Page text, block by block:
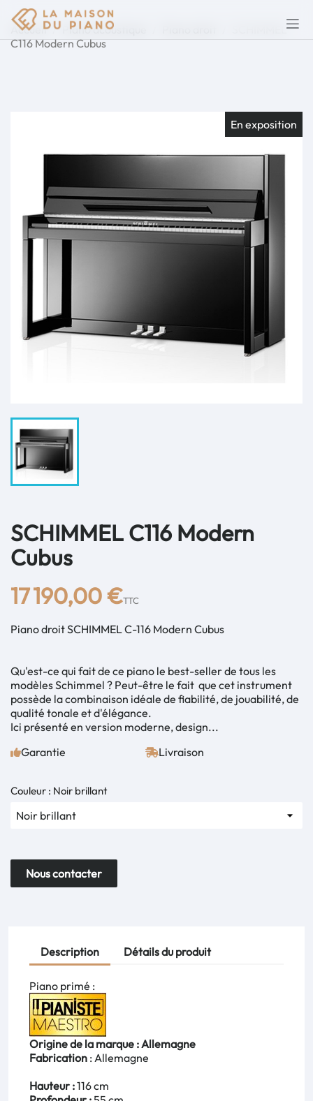
Accueil Piano acoustique
SCHIMMEL
C116 Modern Cubus
En exposition
SCHIMMEL C116 Modern
Cubus
17 190,00 €TTC
Piano droit SCHIMMEL C-116 Modern Cubus
Qu'est-ce qui fait de ce piano le best-seller de tous les
modèles Schimmel ? Peut-être le fait que cet instrument
possède la combinaison idéale de fiabilité, de jouabilité, de
qualité tonale et d'élégance.
Ici présenté en version moderne, design...
Garantie
Livraison
Couleur : Noir brillant
Nous contacter
Description Détails du produit
Piano primé :
Origine de la marque : Allemagne
Fabrication : Allemagne
Hauteur :116 cm